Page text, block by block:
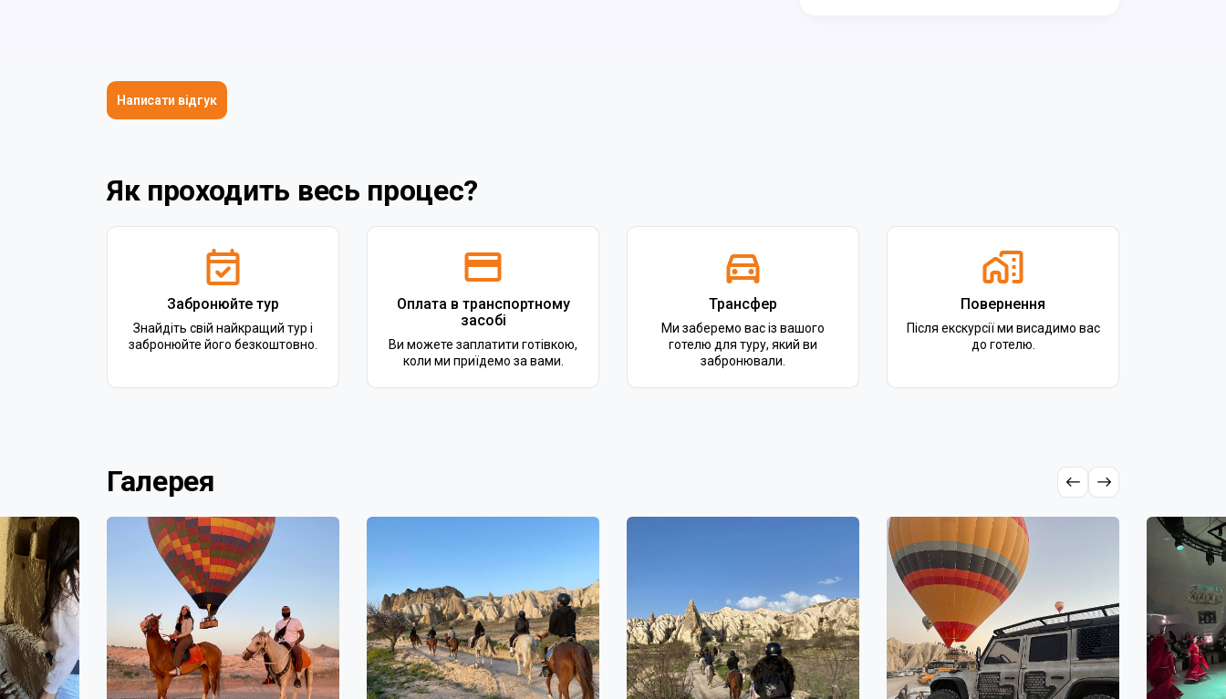
Написати відгук
Як проходить весь процес?
Забронюйте тур
Знайдіть свій найкращий тур і
забронюйте його безкоштовно.
Оплата в транспортному
засобі
Ви можете заплатити готівкою,
коли ми приїдемо за вами.
Трансфер
Ми заберемо вас із вашого
готелю для туру, який ви
забронювали.
Повернення
Після екскурсії ми висадимо вас
до готелю.
Галерея